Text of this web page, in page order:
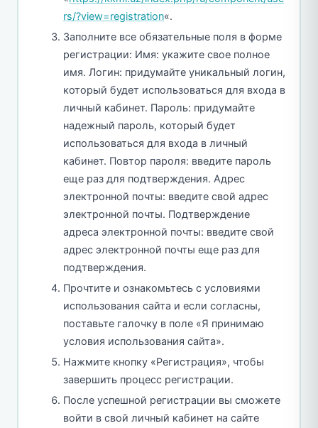
rs/?view=registration«.
Заполните все обязательные поля в форме
регистрации: Имя: укажите свое полное
имя. Логин: придумайте уникальный логин,
который будет использоваться для входа в
личный кабинет. Пароль: придумайте
надежный пароль, который будет
использоваться для входа в личный
кабинет. Повтор пароля: введите пароль
еще раз для подтверждения. Адрес
электронной почты: введите свой адрес
электронной почты. Подтверждение
адреса электронной почты: введите свой
адрес электронной почты еще раз для
подтверждения.
Прочтите и ознакомьтесь с условиями
использования сайта и если согласны,
поставьте галочку в поле «Я принимаю
условия использования сайта».
Нажмите кнопку «Регистрация», чтобы
завершить процесс регистрации.
После успешной регистрации вы сможете
войти в свой личный кабинет на сайте